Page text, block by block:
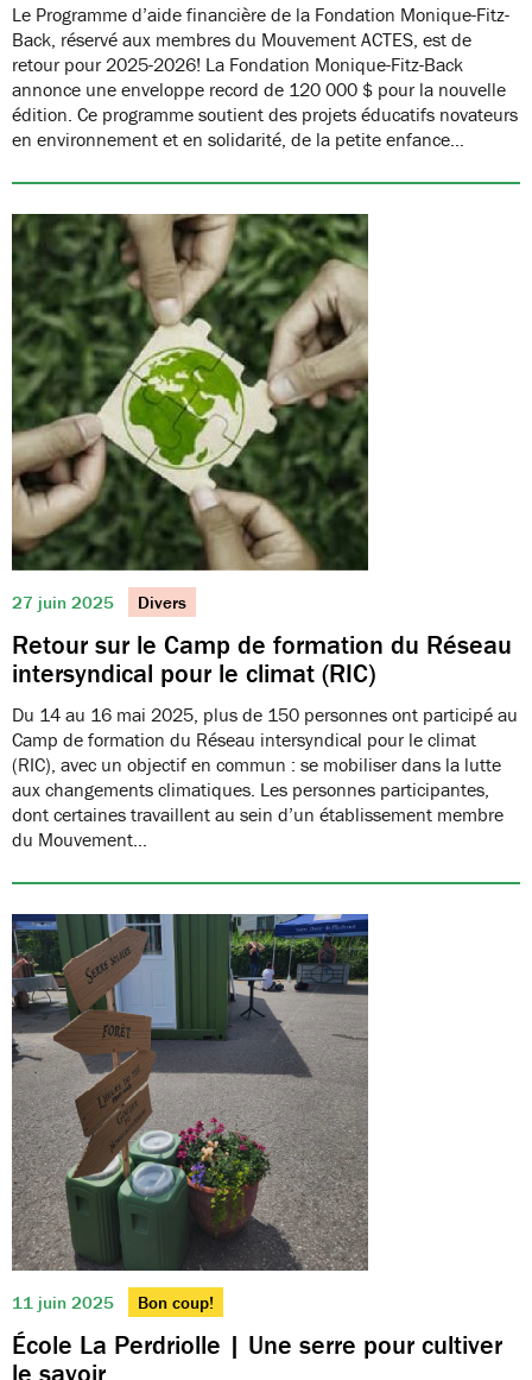
Le Programme d’aide financière de la Fondation Monique-Fitz-
Back, réservé aux membres du Mouvement ACTES, est de
retour pour 2025-2026! La Fondation Monique-Fitz-Back
annonce une enveloppe record de 120 000 $ pour la nouvelle
édition. Ce programme soutient des projets éducatifs novateurs
en environnement et en solidarité, de la petite enfance…
27 juin 2025 Divers
Retour sur le Camp de formation du Réseau
intersyndical pour le climat (RIC)
Du 14 au 16 mai 2025, plus de 150 personnes ont participé au
Camp de formation du Réseau intersyndical pour le climat
(RIC), avec un objectif en commun : se mobiliser dans la lutte
aux changements climatiques. Les personnes participantes,
dont certaines travaillent au sein d’un établissement membre
du Mouvement…
11 juin 2025 Bon coup!
École La Perdriolle | Une serre pour cultiver
le savoir